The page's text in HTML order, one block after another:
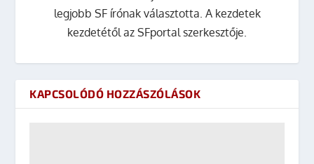
legjobb SF írónak választotta. A kezdetek
kezdetétől az SFportal szerkesztője.
KAPCSOLÓDÓ HOZZÁSZÓLÁSOK